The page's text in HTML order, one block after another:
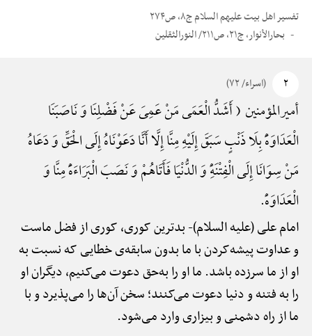
تفسیر اهل بیت علیهم السلام ج۸، ص۲۷۴
بحارالأنوار، ج۲۱، ص۲۱۱/ النورالثقلین
۲ (اسراء/ ۷۲)
أمیرالمؤمنین ( أَشَدُّ الْعَمَی مَنْ عَمِیَ عَنْ فَضْلِنَا وَ نَاصَبَنَا
الْعَدَاوَهًَْ بِلَا ذَنْبٍ سَبَقَ إِلَیْهِ مِنَّا إِلَّا أَنَّا دَعَوْنَاهُ إِلَی الْحَقِّ وَ دَعَاهُ
مَنْ سِوَانَا إِلَی الْفِتْنَهًِْ وَ الدُّنْیَا فَأَتَاهُمْ وَ نَصَبَ الْبَرَاءَهًَْ مِنَّا وَ
الْعَدَاوَهًْ.
امام علی (علیه السلام)-بدترین کوری، کوری از فضل ماست
و عداوت پیشه‌کردن با ما بدون سابقه‌ی خطایی که نسبت به
او از ما سرزده باشد. ما او را به‌حق دعوت می‌کنیم، دیگران او
را به فتنه و دنیا دعوت می‌کنند؛ سخن آن‌ها را می‌پذیرد و با
ما از راه دشمنی و بیزاری وارد می‌شود.